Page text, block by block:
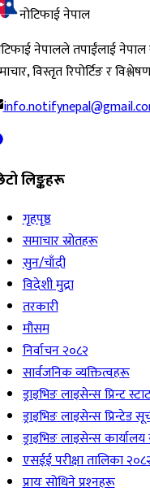
नोटिफाई नेपाल
नेपालले तपाईंलाई
विस्तृत रिपोर्टिङ र
लिङ्कहरू
गृहपृष्ठ
समाचार स्रोतहरू
सुन/चाँदी
विदेशी मुद्रा
तरकारी
मौसम
निर्वाचन २०८२
सार्वजनिक व्यक्तित्वहरू
ड्राइभिङ लाइसेन्स प्रिन्ट
ड्राइभिङ लाइसेन्स प्रिन्टेड
ड्राइभिङ लाइसेन्स
एसईई परीक्षा तालिका
प्रायः सोधिने प्रश्‍नहरू